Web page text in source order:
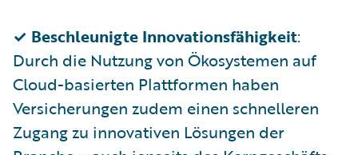
✓ Beschleunigte Innovationsfähigkeit:
Durch die Nutzung von Ökosystemen auf
Cloud-basierten Plattformen haben
Versicherungen zudem einen schnelleren
Zugang zu innovativen Lösungen der